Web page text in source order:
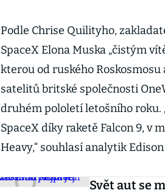
Podle Chrise Quilityho,
SpaceX Elona Muska „čistým
kterou od ruského
satelitů britské společnosti
druhém pololetí letošního roku.
SpaceX díky raketě Falcon 9, v
Heavy,“ souhlasí analytik
Svět aut se